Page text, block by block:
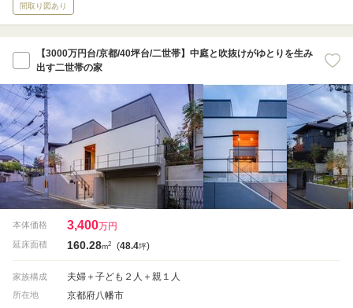
間取り図あり
【3000万円台/京都/40坪台/二世帯】中庭と吹抜けがゆとりを生み
出す二世帯の家
本体価格 3,400万円
延床面積 160.28m2 (48.4坪)
家族構成 夫婦＋子ども２人＋親１人
所在地 京都府八幡市